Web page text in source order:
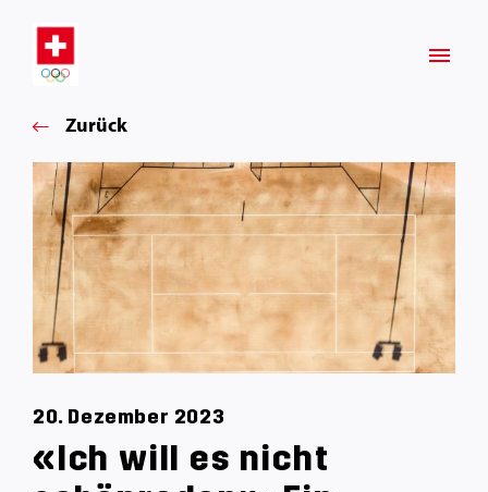
Zurück
20. Dezember 2023
«Ich will es nicht